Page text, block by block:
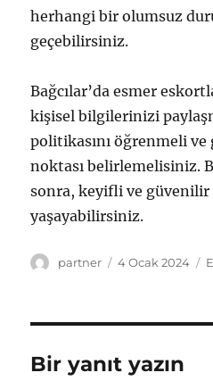
herhangi bir olumsuz
geçebilirsiniz.
Bağcılar’da esmer
kişisel bilgilerinizi
politikasını öğrenmeli
noktası belirlemelisiniz.
sonra, keyifli ve
yaşayabilirsiniz.
Yazar
partner
Yayın
4 Ocak 2024
Bir yanıt yazın